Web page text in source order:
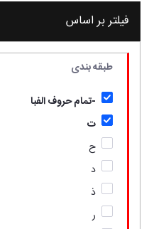
فیلتر بر اساس
طبقه بندی
-تمام حروف الفبا
ت
ح
د
ذ
ر